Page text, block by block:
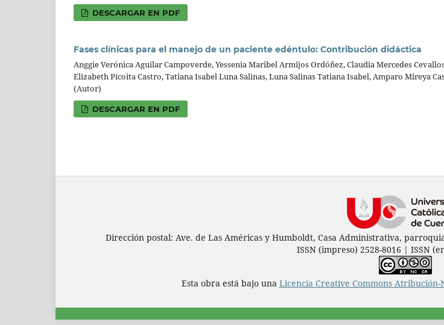
DESCARGAR EN PDF
Fases clínicas para el manejo de un paciente edéntulo: Contribución didáctica
Anggie Verónica Aguilar Campoverde, Yessenia Maribel Armijos Ordóñez, Claudia Mercedes
Elizabeth Picoita Castro, Tatiana Isabel Luna Salinas, Luna Salinas Tatiana Isabel, Amparo Mireya
(Autor)
DESCARGAR EN PDF
Dirección postal: Ave. de Las Américas y Humboldt, Casa Administrativa,
ISSN (impreso) 2528-8016 | ISSN
Esta obra está bajo una Licencia Creative Commons